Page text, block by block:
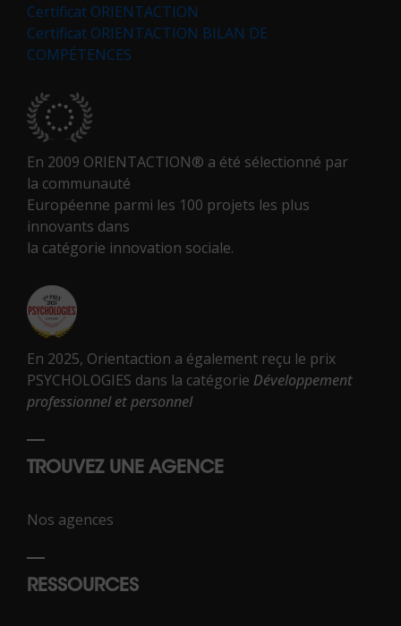
Certificat ORIENTACTION
Certificat ORIENTACTION BILAN DE
COMPÉTENCES
En 2009 ORIENTACTION® a été sélectionné par
la communauté
Européenne parmi les 100 projets les plus
innovants dans
la catégorie innovation sociale.
En 2025, Orientaction a également reçu le prix
PSYCHOLOGIES dans la catégorie Développement
professionnel et personnel
TROUVEZ UNE AGENCE
Nos agences
RESSOURCES